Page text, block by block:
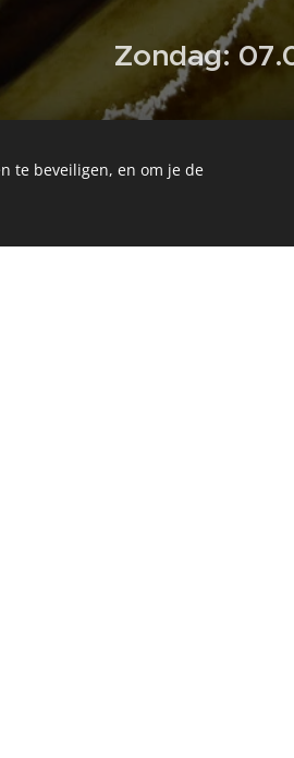
Zondag:
Feestdag:
Bestel
te beveiligen, en om je de